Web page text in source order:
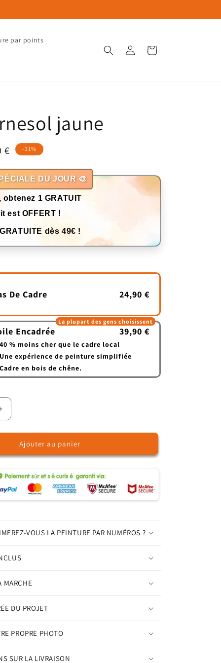
par points
Connexion Panier
jaune
€ -31%
DU JOUR 🎨
obtenez 1 GRATUIT
est OFFERT !
dès 49€ !
De Cadre 24,90 €
Encadrée 39,90 €
40 % moins cher que le cadre local
Une expérience de peinture simplifiée
en bois de chêne.
La plupart des gens choisissent
Augmenter
Peinture
Ajouter au panier
VOUS LA PEINTURE PAR NUMÉROS ?
MARCHE
DU PROJET
PROPRE PHOTO
SUR LA LIVRAISON